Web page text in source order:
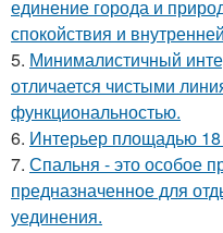
единение города и
спокойствия и
5. Минималистичный
отличается чистыми
функциональностью.
6. Интерьер площадью 18
7. Спальня - это особое
предназначенное для
уединения.